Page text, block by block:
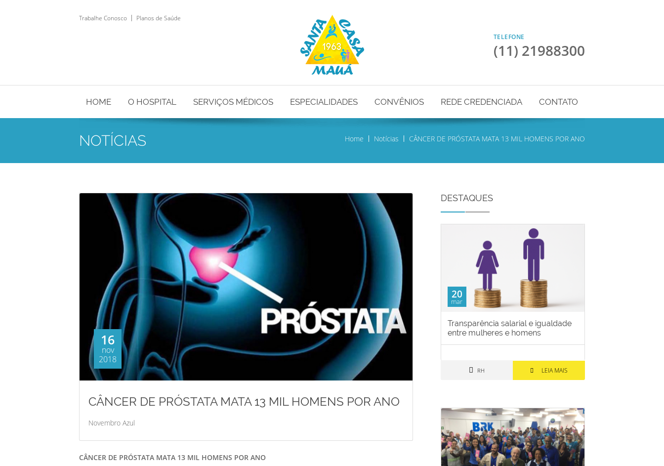
Trabalhe Conosco Planos de Saúde
TELEFONE
(11) 21988300
HOME O HOSPITAL SERVIÇOS MÉDICOS ESPECIALIDADES CONVÊNIOS REDE CREDENCIADA CONTATO
NOTÍCIAS Home Notícias CÂNCER DE PRÓSTATA MATA 13 MIL HOMENS POR ANO
16
nov
2018
CÂNCER DE PRÓSTATA MATA 13 MIL HOMENS POR ANO
Novembro Azul
CÂNCER DE PRÓSTATA MATA 13 MIL HOMENS POR ANO
DESTAQUES
20
mar
Transparência salarial e igualdade
entre mulheres e homens
RH LEIA MAIS